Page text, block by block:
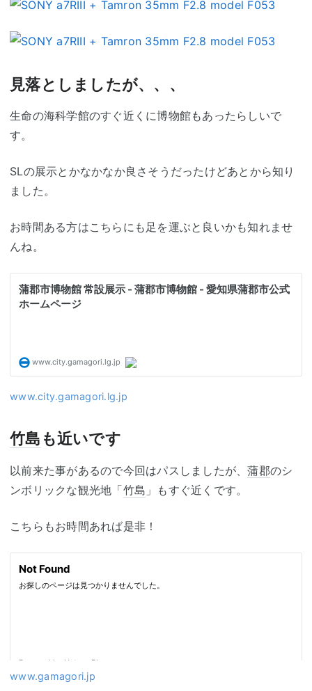
見落としましたが、、、
生命の海科学館のすぐ近くに博物館もあったらしいで
す。
SLの展示とかなかなか良さそうだったけどあとから知り
ました。
お時間ある方はこちらにも足を運ぶと良いかも知れませ
んね。
www.city.gamagori.lg.jp
竹島 も近いです
以前来た事があるので今回はパスしましたが、蒲郡のシ
ンボリックな観光地「竹島 」もすぐ近くです。
こちらもお時間あれば是非！
www.gamagori.jp